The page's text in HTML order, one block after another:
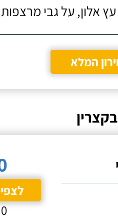
אלון, על גבי
המלא
0 הצעות מחיר